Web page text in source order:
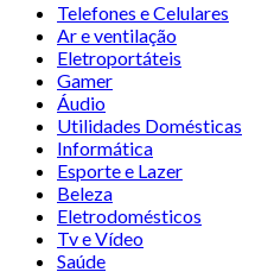
Telefones e Celulares
Ar e ventilação
Eletroportáteis
Gamer
Áudio
Utilidades Domésticas
Informática
Esporte e Lazer
Beleza
Eletrodomésticos
Tv e Vídeo
Saúde